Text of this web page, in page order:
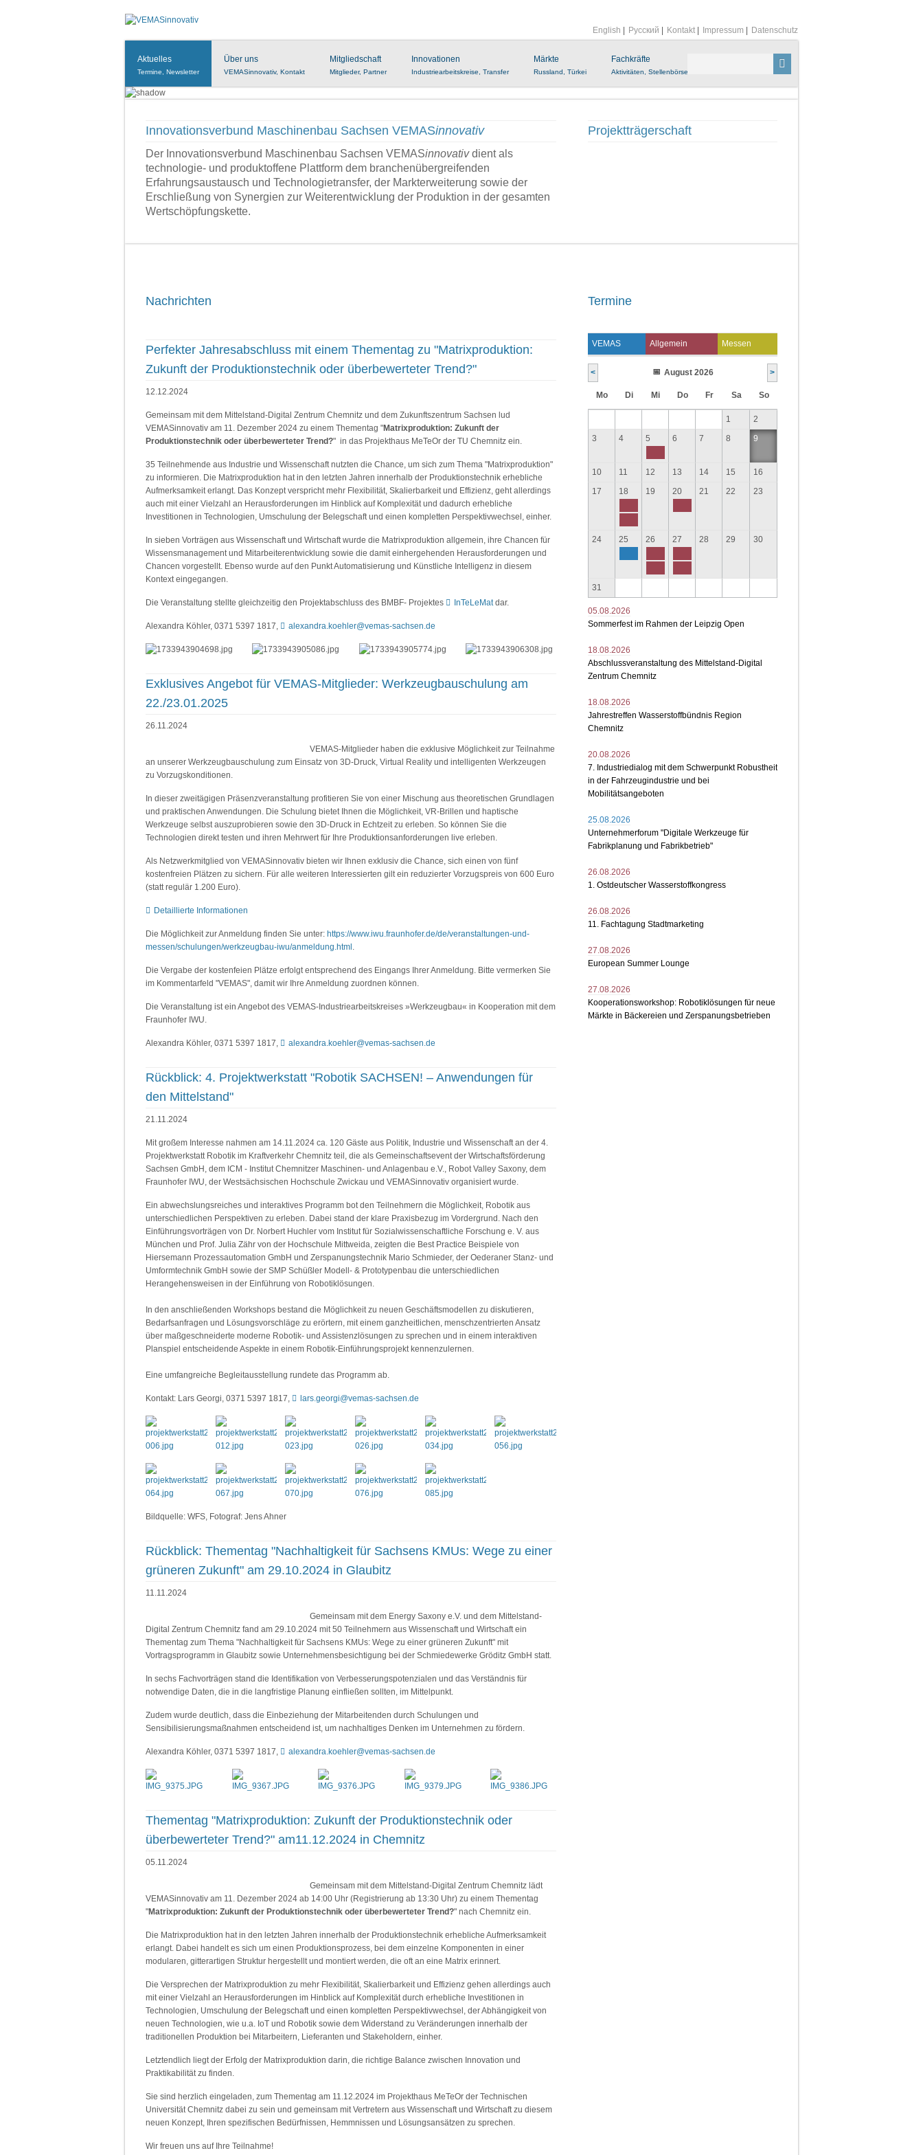
English Русский Kontakt Impressum Datenschutz
Aktuelles
Termine, Newsletter
Über uns
VEMASinnovativ, Kontakt
Mitgliedschaft
Mitglieder, Partner
Innovationen
Industriearbeitskreise, Transfer
Märkte
Russland, Türkei
Fachkräfte
Aktivitäten, Stellenbörse
Innovationsverbund Maschinenbau Sachsen VEMASinnovativ
Der Innovationsverbund Maschinenbau Sachsen VEMASinnovativdient als
technologie- und produktoffene Plattform dem branchenübergreifenden
Erfahrungsaustausch und Technologietransfer, der Markterweiterung sowie der
Erschließung von Synergien zur Weiterentwicklung der Produktion in der gesamten
Wertschöpfungskette.
Projektträgerschaft
Nachrichten Termine
Perfekter Jahresabschluss mit einem Thementag zu "Matrixproduktion:
Zukunft der Produktionstechnik oder überbewerteter Trend?"
12.12.2024
Gemeinsam mit dem Mittelstand-Digital Zentrum Chemnitz und dem Zukunftszentrum Sachsen lud
VEMASinnovativ am 11. Dezember 2024 zu einem Thementag "Matrixproduktion: Zukunft der
Produktionstechnik oder überbewerteter Trend?" in das Projekthaus MeTeOr der TU Chemnitz ein.
35 Teilnehmende aus Industrie und Wissenschaft nutzten die Chance, um sich zum Thema "Matrixproduktion"
zu informieren. Die Matrixproduktion hat in den letzten Jahren innerhalb der Produktionstechnik erhebliche
Aufmerksamkeit erlangt. Das Konzept verspricht mehr Flexibilität, Skalierbarkeit und Effizienz, geht allerdings
auch mit einer Vielzahl an Herausforderungen im Hinblick auf Komplexität und dadurch erhebliche
Investitionen in Technologien, Umschulung der Belegschaft und einen kompletten Perspektivwechsel, einher.
In sieben Vorträgen aus Wissenschaft und Wirtschaft wurde die Matrixproduktion allgemein, ihre Chancen für
Wissensmanagement und Mitarbeiterentwicklung sowie die damit einhergehenden Herausforderungen und
Chancen vorgestellt. Ebenso wurde auf den Punkt Automatisierung und Künstliche Intelligenz in diesem
Kontext eingegangen.
Die Veranstaltung stellte gleichzeitig den Projektabschluss des BMBF- Projektes InTeLeMatdar.
Alexandra Köhler, 0371 5397 1817, alexandra.koehler@vemas-sachsen.de
Exklusives Angebot für VEMAS-Mitglieder: Werkzeugbauschulung am
22./23.01.2025
26.11.2024
VEMAS-Mitglieder haben die exklusive Möglichkeit zur Teilnahme
an unserer Werkzeugbauschulung zum Einsatz von 3D-Druck, Virtual Reality und intelligenten Werkzeugen
zu Vorzugskonditionen.
In dieser zweitägigen Präsenzveranstaltung profitieren Sie von einer Mischung aus theoretischen Grundlagen
und praktischen Anwendungen. Die Schulung bietet Ihnen die Möglichkeit, VR-Brillen und haptische
Werkzeuge selbst auszuprobieren sowie den 3D-Druck in Echtzeit zu erleben. So können Sie die
Technologien direkt testen und ihren Mehrwert für Ihre Produktionsanforderungen live erleben.
Als Netzwerkmitglied von VEMASinnovativ bieten wir Ihnen exklusiv die Chance, sich einen von fünf
kostenfreien Plätzen zu sichern. Für alle weiteren Interessierten gilt ein reduzierter Vorzugspreis von 600 Euro
(statt regulär 1.200 Euro).
Detaillierte Informationen
Die Möglichkeit zur Anmeldung finden Sie unter: https://www.iwu.fraunhofer.de/de/veranstaltungen-und-
messen/schulungen/werkzeugbau-iwu/anmeldung.html
Die Vergabe der kostenfeien Plätze erfolgt entsprechend des Eingangs Ihrer Anmeldung. Bitte vermerken Sie
im Kommentarfeld "VEMAS", damit wir Ihre Anmeldung zuordnen können.
Die Veranstaltung ist ein Angebot des VEMAS-Industriearbeitskreises »Werkzeugbau« in Kooperation mit dem
Fraunhofer IWU.
Alexandra Köhler, 0371 5397 1817, alexandra.koehler@vemas-sachsen.de
Rückblick: 4. Projektwerkstatt "Robotik SACHSEN! – Anwendungen für
den Mittelstand"
21.11.2024
Mit großem Interesse nahmen am 14.11.2024 ca. 120 Gäste aus Politik, Industrie und Wissenschaft an der 4.
Projektwerkstatt Robotik im Kraftverkehr Chemnitz teil, die als Gemeinschaftsevent der Wirtschaftsförderung
Sachsen GmbH, dem ICM - Institut Chemnitzer Maschinen- und Anlagenbau e.V., Robot Valley Saxony, dem
Fraunhofer IWU, der Westsächsischen Hochschule Zwickau und VEMASinnovativ organisiert wurde.
Ein abwechslungsreiches und interaktives Programm bot den Teilnehmern die Möglichkeit, Robotik aus
unterschiedlichen Perspektiven zu erleben. Dabei stand der klare Praxisbezug im Vordergrund. Nach den
Einführungsvorträgen von Dr. Norbert Huchler vom Institut für Sozialwissenschaftliche Forschung e. V. aus
München und Prof. Julia Zähr von der Hochschule Mittweida, zeigten die Best Practice Beispiele von
Hiersemann Prozessautomation GmbH und Zerspanungstechnik Mario Schmieder, der Oederaner Stanz- und
Umformtechnik GmbH sowie der SMP Schüßler Modell- & Prototypenbau die unterschiedlichen
Herangehensweisen in der Einführung von Robotiklösungen.
In den anschließenden Workshops bestand die Möglichkeit zu neuen Geschäftsmodellen zu diskutieren,
Bedarfsanfragen und Lösungsvorschläge zu erörtern, mit einem ganzheitlichen, menschzentrierten Ansatz
über maßgeschneiderte moderne Robotik- und Assistenzlösungen zu sprechen und in einem interaktiven
Planspiel entscheidende Aspekte in einem Robotik-Einführungsprojekt kennenzulernen.
Eine umfangreiche Begleitausstellung rundete das Programm ab.
Kontakt: Lars Georgi, 0371 5397 1817, lars.georgi@vemas-sachsen.de
Bildquelle: WFS, Fotograf: Jens Ahner
Rückblick: Thementag "Nachhaltigkeit für Sachsens KMUs: Wege zu einer
grüneren Zukunft" am 29.10.2024 in Glaubitz
11.11.2024
Gemeinsam mit dem Energy Saxony e.V. und dem Mittelstand-
Digital Zentrum Chemnitz fand am 29.10.2024 mit 50 Teilnehmern aus Wissenschaft und Wirtschaft ein
Thementag zum Thema "Nachhaltigkeit für Sachsens KMUs: Wege zu einer grüneren Zukunft" mit
Vortragsprogramm in Glaubitz sowie Unternehmensbesichtigung bei der Schmiedewerke Gröditz GmbH statt.
In sechs Fachvorträgen stand die Identifikation von Verbesserungspotenzialen und das Verständnis für
notwendige Daten, die in die langfristige Planung einfließen sollten, im Mittelpunkt.
Zudem wurde deutlich, dass die Einbeziehung der Mitarbeitenden durch Schulungen und
Sensibilisierungsmaßnahmen entscheidend ist, um nachhaltiges Denken im Unternehmen zu fördern.
Alexandra Köhler, 0371 5397 1817, alexandra.koehler@vemas-sachsen.de
Thementag "Matrixproduktion: Zukunft der Produktionstechnik oder
überbewerteter Trend?" am11.12.2024 in Chemnitz
05.11.2024
Gemeinsam mit dem Mittelstand-Digital Zentrum Chemnitz lädt
VEMASinnovativ am 11. Dezember 2024 ab 14:00 Uhr (Registrierung ab 13:30 Uhr) zu einem Thementag
"Matrixproduktion: Zukunft der Produktionstechnik oder überbewerteter Trend?" nach Chemnitz ein.
Die Matrixproduktion hat in den letzten Jahren innerhalb der Produktionstechnik erhebliche Aufmerksamkeit
erlangt. Dabei handelt es sich um einen Produktionsprozess, bei dem einzelne Komponenten in einer
modularen, gitterartigen Struktur hergestellt und montiert werden, die oft an eine Matrix erinnert.
Die Versprechen der Matrixproduktion zu mehr Flexibilität, Skalierbarkeit und Effizienz gehen allerdings auch
mit einer Vielzahl an Herausforderungen im Hinblick auf Komplexität durch erhebliche Investitionen in
Technologien, Umschulung der Belegschaft und einen kompletten Perspektivwechsel, der Abhängigkeit von
neuen Technologien, wie u.a. IoT und Robotik sowie dem Widerstand zu Veränderungen innerhalb der
traditionellen Produktion bei Mitarbeitern, Lieferanten und Stakeholdern, einher.
Letztendlich liegt der Erfolg der Matrixproduktion darin, die richtige Balance zwischen Innovation und
Praktikabilität zu finden.
Sie sind herzlich eingeladen, zum Thementag am 11.12.2024 im Projekthaus MeTeOr der Technischen
Universität Chemnitz dabei zu sein und gemeinsam mit Vertretern aus Wissenschaft und Wirtschaft zu diesem
neuen Konzept, Ihren spezifischen Bedürfnissen, Hemmnissen und Lösungsansätzen zu sprechen.
Wir freuen uns auf Ihre Teilnahme!
VEMAS Allgemein Messen
< August 2026 >
Mo Di Mi Do Fr Sa So
1
2
3
4 5 6 7 8 9
10 11 12 13 14 15
16
17
18 19 20 21 22 23
24 25 26 27 28 29 30
31
05.08.2026
Sommerfest im Rahmen der Leipzig Open
18.08.2026
Abschlussveranstaltung des Mittelstand-Digital
Zentrum Chemnitz
18.08.2026
Jahrestreffen Wasserstoffbündnis Region
Chemnitz
20.08.2026
7. Industriedialog mit dem Schwerpunkt Robustheit
in der Fahrzeugindustrie und bei
Mobilitätsangeboten
25.08.2026
Unternehmerforum "Digitale Werkzeuge für
Fabrikplanung und Fabrikbetrieb"
26.08.2026
1. Ostdeutscher Wasserstoffkongress
26.08.2026
11. Fachtagung Stadtmarketing
27.08.2026
European Summer Lounge
27.08.2026
Kooperationsworkshop: Robotiklösungen für neue
Märkte in Bäckereien und Zerspanungsbetrieben